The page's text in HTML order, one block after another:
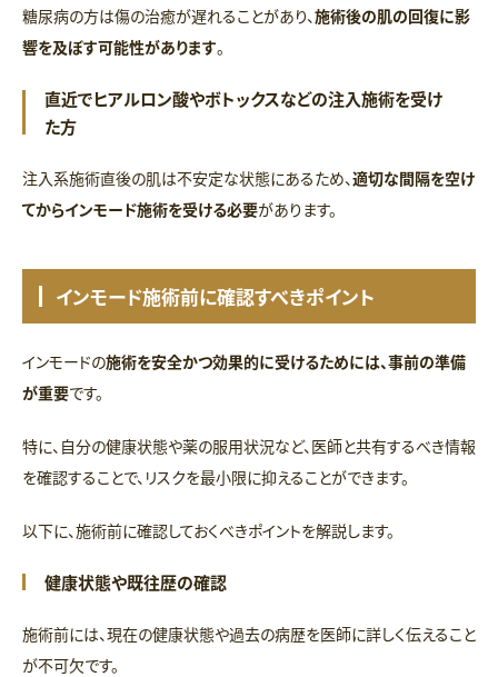
糖尿病の方は傷の治癒が遅れることがあり、施術後の肌の回復に影
響を及ぼす可能性があります。
直近でヒアルロン酸やボトックスなどの注入施術を受け
た方
注入系施術直後の肌は不安定な状態にあるため、適切な間隔を空け
てからインモード施術を受ける必要があります。
インモード施術前に確認すべきポイント
インモードの施術を安全かつ効果的に受けるためには、事前の準備
が重要です。
特に、自分の健康状態や薬の服用状況など、医師と共有するべき情報
を確認することで、リスクを最小限に抑えることができます。
以下に、施術前に確認しておくべきポイントを解説します。
健康状態や既往歴の確認
施術前には、現在の健康状態や過去の病歴を医師に詳しく伝えること
が不可欠です。